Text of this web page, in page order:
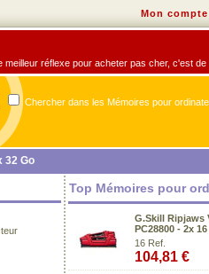
Mon compte
meilleur réflexe pour acheter pas cher, c'est
Chercher dans les Mémoires pour
32 Go
Top Mémoires pour
G.Skill Ripjaws
PC28800 - 2x
16 Ref.
104,81 €